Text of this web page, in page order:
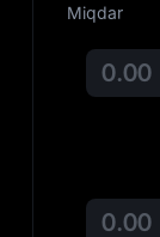
Miqdar